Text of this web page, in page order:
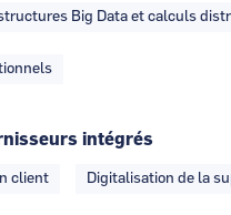
Big Data et calculs
intégrés
client Digitalisation de la